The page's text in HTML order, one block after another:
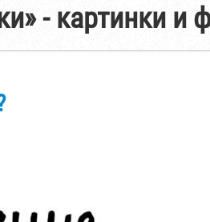
- картинки и